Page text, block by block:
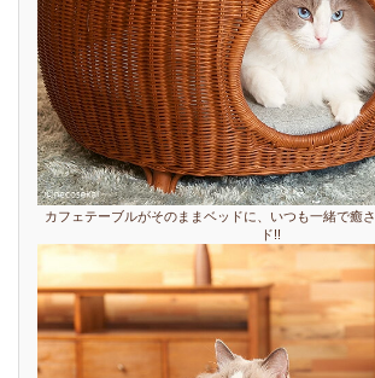
カフェテーブルがそのままベッドに、いつも一緒で癒
ド!!